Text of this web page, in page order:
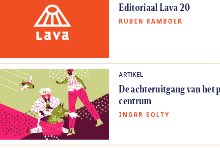
Editoriaal Lava 20
RUBEN RAMBOER
ARTIKEL
De achteruitgang van het
centrum
INGAR SOLTY